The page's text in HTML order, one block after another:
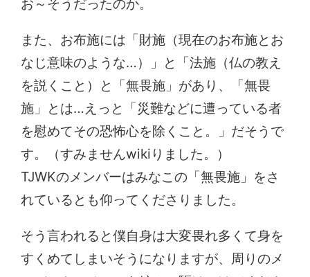
お～そうだったのか。
また、お布施には「財施（現在のお布施とお
なじ意味のような…）」と「法施（仏の教え
を説くこと）と「無畏施」があり、「無畏
施」とは…えっと「災難などに遭っている者
を慰めてその恐怖心を除くこと。」だそうで
す。（すみませんwikiりました。）
TJWKのメンバーはみなこの「無畏施」をさ
れているとも仰ってくださりました。
そう言われると僕自身は大変畏れ多くて身を
すくめてしまいそうになりますが、周りのメ